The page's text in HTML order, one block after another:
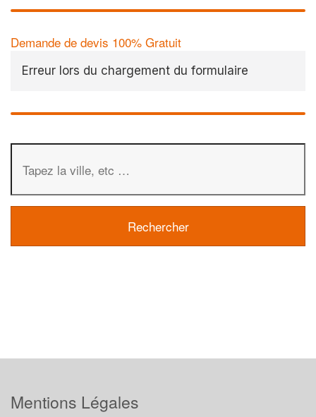
Demande de devis 100% Gratuit
Erreur lors du chargement du formulaire
Mentions Légales